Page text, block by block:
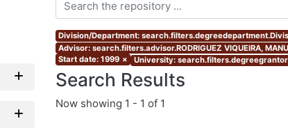
Division/Department:
Advisor: search.filters.advisor.RODRIGUEZ VIQUEIRA,
Start date: 1999 × University:
Search Results
Now showing 1 - 1 of 1